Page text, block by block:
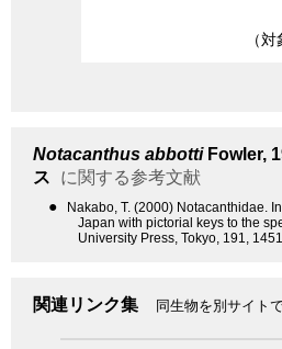
（
Notacanthus abbottiFowler,
ス
に関する参考文献
●
Nakabo, T. (2000) Notacanthidae.
Japan with pictorial keys to the
University Press, Tokyo, 191,
関連リンク集 同生物を別サイト